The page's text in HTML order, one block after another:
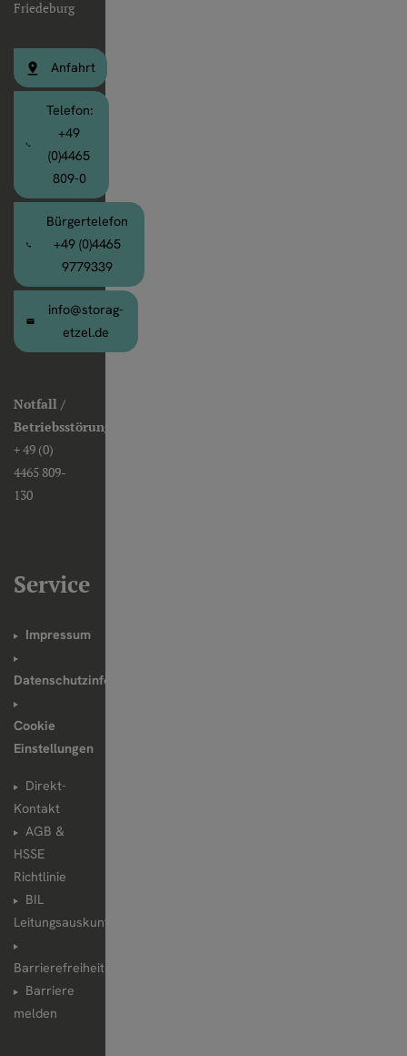
Friedeburg
Anfahrt
Telefon:
+49
(0)4465
809-0
Bürgertelefon
+49 (0)4465
9779339
info@storag-
etzel.de
Notfall /
Betriebsstörungen:
+ 49 (0)
4465 809-
130
Service
Impressum
Datenschutzinformationen
Cookie
Einstellungen
Direkt-
Kontakt
AGB &
HSSE
Richtlinie
BIL
Leitungsauskunft
Barrierefreiheit
Barriere
melden